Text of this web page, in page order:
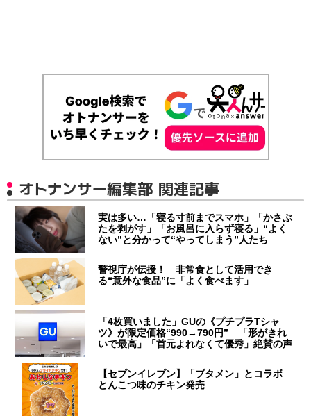
オトナンサー編集部 関連記事
実は多い…「寝る寸前までスマホ」「かさぶ
たを剥がす」「お風呂に入らず寝る」“よく
ない”と分かって“やってしまう”人たち
警視庁が伝授！ 非常食として活用でき
る“意外な食品”に「よく食べます」
「4枚買いました」GUの《プチプラTシャ
ツ》が限定価格“990→790円” 「形がきれ
いで最高」「首元よれなくて優秀」絶賛の声
【セブンイレブン】「ブタメン」とコラボ
とんこつ味のチキン発売